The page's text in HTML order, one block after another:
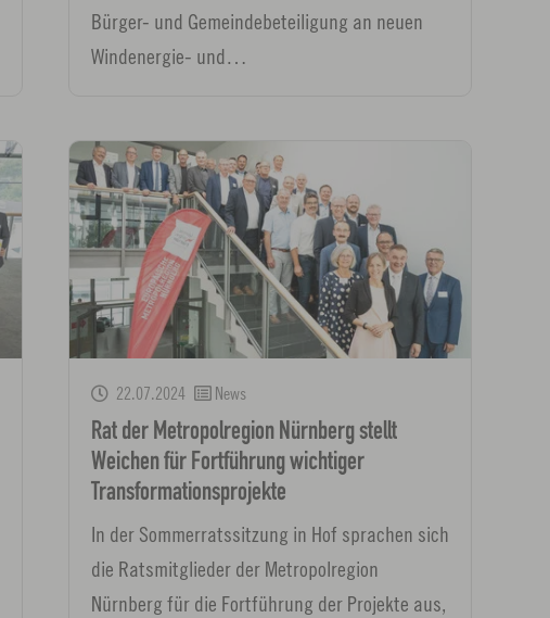
Bürger- und Gemeindebeteiligung an neuen
Windenergie- und…
22.07.2024 News
Rat der Metropolregion Nürnberg stellt
Weichen für Fortführung wichtiger
Transformationsprojekte
In der Sommerratssitzung in Hof sprachen sich
die Ratsmitglieder der Metropolregion
Nürnberg für die Fortführung der Projekte aus,